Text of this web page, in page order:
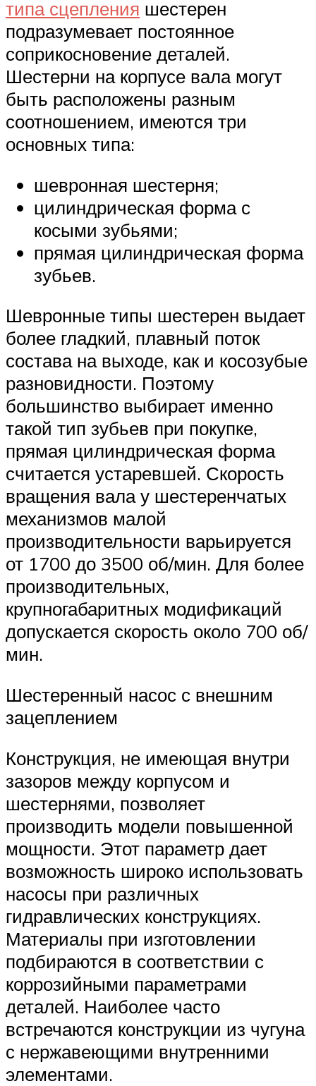
типа сцепления шестерен
подразумевает постоянное
соприкосновение деталей.
Шестерни на корпусе вала могут
быть расположены разным
соотношением, имеются три
основных типа:
шевронная шестерня;
цилиндрическая форма с
косыми зубьями;
прямая цилиндрическая форма
зубьев.
Шевронные типы шестерен выдает
более гладкий, плавный поток
состава на выходе, как и косозубые
разновидности. Поэтому
большинство выбирает именно
такой тип зубьев при покупке,
прямая цилиндрическая форма
считается устаревшей. Скорость
вращения вала у шестеренчатых
механизмов малой
производительности варьируется
от 1700 до 3500 об/мин. Для более
производительных,
крупногабаритных модификаций
допускается скорость около 700 об/
мин.
Шестеренный насос с внешним
зацеплением
Конструкция, не имеющая внутри
зазоров между корпусом и
шестернями, позволяет
производить модели повышенной
мощности. Этот параметр дает
возможность широко использовать
насосы при различных
гидравлических конструкциях.
Материалы при изготовлении
подбираются в соответствии с
коррозийными параметрами
деталей. Наиболее часто
встречаются конструкции из чугуна
с нержавеющими внутренними
элементами.